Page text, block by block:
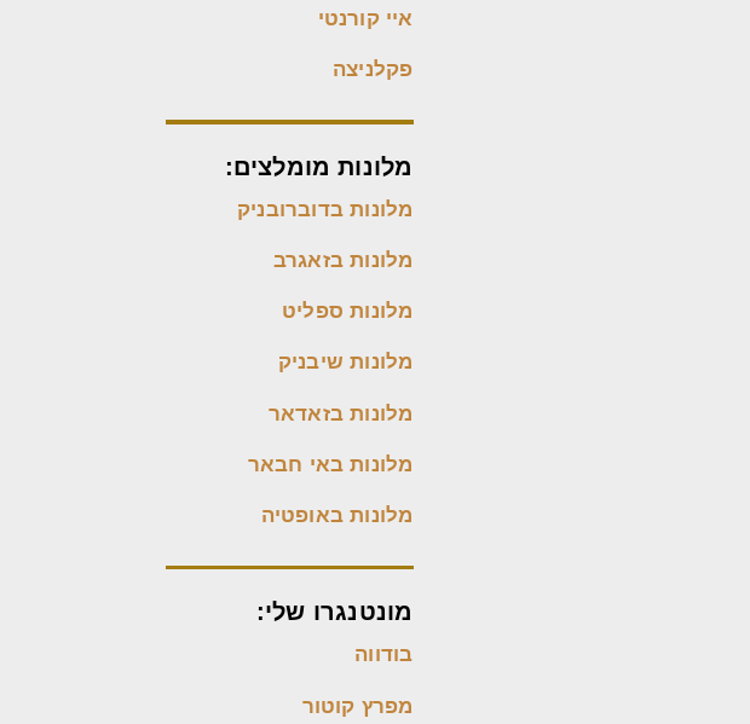
איי קורנטי
פקלניצה
מלונות מומלצים:
מלונות בדוברובניק
מלונות בזאגרב
מלונות ספליט
מלונות שיבניק
מלונות בזאדאר
מלונות באי חבאר
מלונות באופטיה
מונטנגרו שלי:
בודווה
מפרץ קוטור